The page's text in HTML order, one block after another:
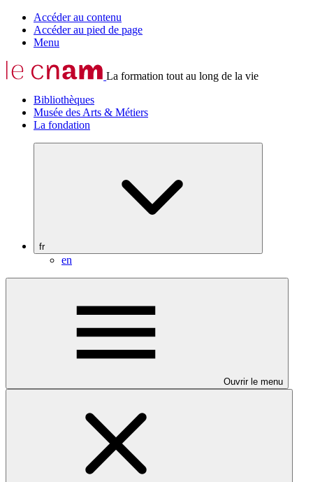
Accéder au contenu
Accéder au pied de page
Menu
La formation tout au long de la vie
Bibliothèques
Musée des Arts & Métiers
La fondation
fr
en
Ouvrir le menu